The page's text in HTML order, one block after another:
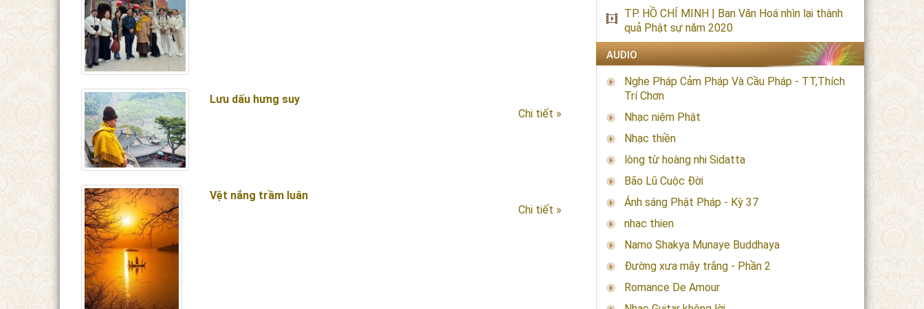
Lưu dấu hưng suy
Chi tiết »
Vệt nắng trầm luân
Chi tiết »
TP. HỒ CHÍ MINH | Ban Văn Hoá nhìn lại thành
quả Phật sự năm 2020
AUDIO
Nghe Pháp Cảm Pháp Và Cầu Pháp - TT,Thích
Trí Chơn
Nhạc niệm Phật
Nhạc thiền
lòng từ hoàng nhi Sidatta
Bão Lũ Cuộc Đời
Ánh sáng Phật Pháp - Kỳ 37
nhac thien
Namo Shakya Munaye Buddhaya
Đường xưa mây trắng - Phần 2
Romance De Amour